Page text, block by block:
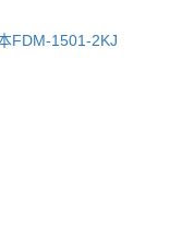
FDM-1501-2KJ